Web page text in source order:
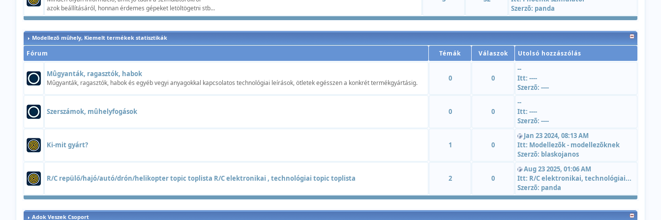
azok beállításáról, honnan érdemes gépeket letöltögetni stb...
Szerzõ: panda
Modellezõ mûhely, Kiemelt termékek statisztikák
Fórum Témák Válaszok Utolsó hozzászólás
Mûgyanták, ragasztók, habok
Mûgyanták, ragasztók, habok és egyéb vegyi anyagokkal kapcsolatos technológiai leírások, ötletek egésszen a konkrét termékgyártásig.
0 0
--
Itt: ----
Szerzõ: ----
Szerszámok, mûhelyfogások 0 0
--
Itt: ----
Szerzõ: ----
Ki-mit gyárt? 1 0
Jan 23 2024, 08:13 AM
Itt: Modellezõk - modellezõknek
Szerzõ: blaskojanos
R/C repülő/hajó/autó/drón/helikopter topic toplista R/C elektronikai , technológiai topic toplista 2 0
Aug 23 2025, 01:06 AM
Itt: R/C elektronikai, technológiai...
Szerzõ: panda
Adok Veszek Csoport